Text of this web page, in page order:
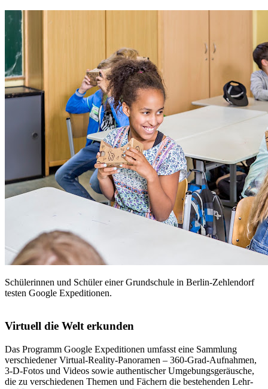
Schülerinnen und Schüler einer Grundschule in Berlin-Zehlendorf
testen Google Expeditionen.
Virtuell die Welt erkunden
Das Programm Google Expeditionen umfasst eine Sammlung
verschiedener Virtual-Reality-Panoramen – 360-Grad-Aufnahmen,
3-D-Fotos und Videos sowie authentischer Umgebungsgeräusche,
die zu verschiedenen Themen und Fächern die bestehenden Lehr-